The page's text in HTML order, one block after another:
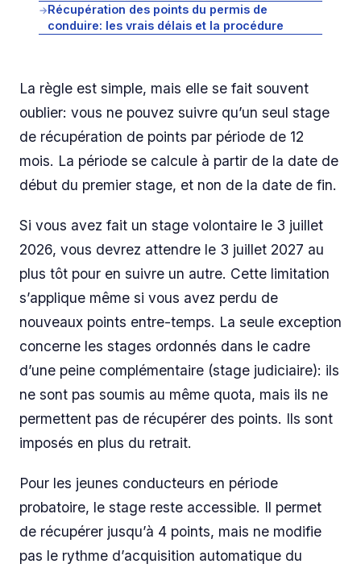
→Récupération des points du permis de
conduire: les vrais délais et la procédure
La règle est simple, mais elle se fait souvent
oublier: vous ne pouvez suivre qu’un seul stage
de récupération de points par période de 12
mois. La période se calcule à partir de la date de
début du premier stage, et non de la date de fin.
Si vous avez fait un stage volontaire le 3 juillet
2026, vous devrez attendre le 3 juillet 2027 au
plus tôt pour en suivre un autre. Cette limitation
s’applique même si vous avez perdu de
nouveaux points entre-temps. La seule exception
concerne les stages ordonnés dans le cadre
d’une peine complémentaire (stage judiciaire): ils
ne sont pas soumis au même quota, mais ils ne
permettent pas de récupérer des points. Ils sont
imposés en plus du retrait.
Pour les jeunes conducteurs en période
probatoire, le stage reste accessible. Il permet
de récupérer jusqu’à 4 points, mais ne modifie
pas le rythme d’acquisition automatique du